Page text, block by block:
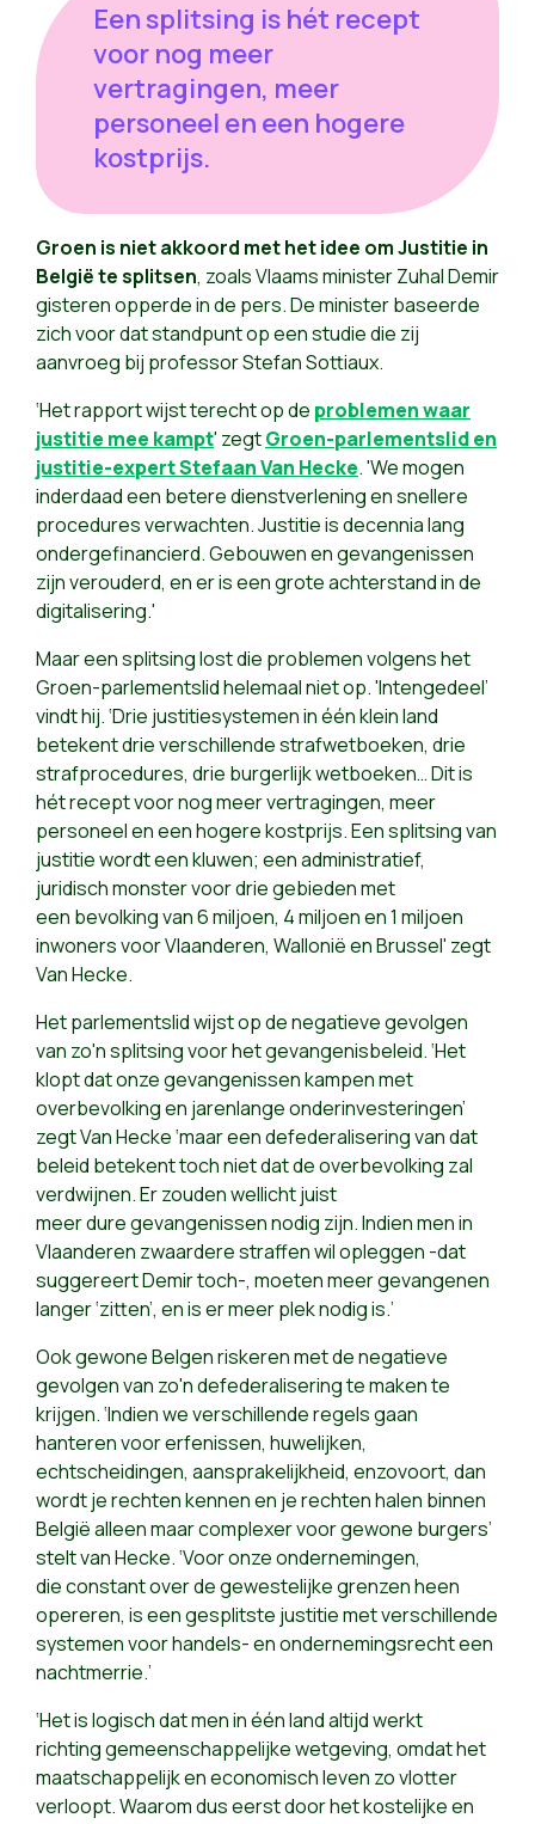
Een splitsing is hét recept
voor nog meer
vertragingen, meer
personeel en een hogere
kostprijs.
Groen is niet akkoord met het idee om Justitie in
België te splitsen, zoals Vlaams minister Zuhal Demir
gisteren opperde in de pers. De minister baseerde
zich voor dat standpunt op een studie die zij
aanvroeg bij professor Stefan Sottiaux.
‘Het rapport wijst terecht op de problemen waar
justitie mee kampt' zegtGroen-parlementslid en
justitie-expert Stefaan Van Hecke. 'We mogen
inderdaad een betere dienstverlening en snellere
procedures verwachten. Justitie is decennia lang
ondergefinancierd. Gebouwen en gevangenissen
zijn verouderd, en er is een grote achterstand in de
digitalisering.'
Maar een splitsing lost die problemen volgens het
Groen-parlementslid helemaal niet op. 'Intengedeel’
vindt hij. ‘Drie justitiesystemen in één klein land
betekent drie verschillende strafwetboeken, drie
strafprocedures, drie burgerlijk wetboeken… Dit is
hét recept voor nog meer vertragingen, meer
personeel en een hogere kostprijs. Een splitsing van
justitie wordt een kluwen; een administratief,
juridisch monster voor drie gebieden met
een bevolking van 6 miljoen, 4 miljoen en 1 miljoen
inwoners voor Vlaanderen, Wallonië en Brussel' zegt
Van Hecke.
Het parlementslid wijst op de negatieve gevolgen
van zo'n splitsing voor het gevangenisbeleid. ‘Het
klopt dat onze gevangenissen kampen met
overbevolking en jarenlange onderinvesteringen’
zegt Van Hecke ‘maar een defederalisering van dat
beleid betekent toch niet dat de overbevolking zal
verdwijnen. Er zouden wellicht juist
meer dure gevangenissen nodig zijn. Indien men in
Vlaanderen zwaardere straffen wil opleggen -dat
suggereert Demir toch-, moeten meer gevangenen
langer ‘zitten’, en is er meer plek nodig is.’
Ook gewone Belgen riskeren met de negatieve
gevolgen van zo'n defederalisering te maken te
krijgen. ‘Indien we verschillende regels gaan
hanteren voor erfenissen, huwelijken,
echtscheidingen, aansprakelijkheid, enzovoort, dan
wordt je rechten kennen en je rechten halen binnen
België alleen maar complexer voor gewone burgers’
stelt van Hecke. ‘Voor onze ondernemingen,
die constant over de gewestelijke grenzen heen
opereren, is een gesplitste justitie met verschillende
systemen voor handels- en ondernemingsrecht een
nachtmerrie.’
‘Het is logisch dat men in één land altijd werkt
richting gemeenschappelijke wetgeving, omdat het
maatschappelijk en economisch leven zo vlotter
verloopt. Waarom dus eerst door het kostelijke en